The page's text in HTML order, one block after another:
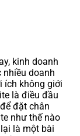
kinh doanh
doanh
ích không giới
là điều đầu
đặt chân
như thế nào
là một bài